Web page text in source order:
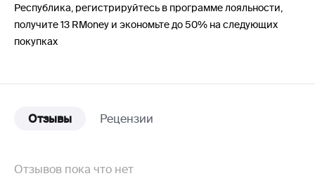
Республика, регистрируйтесь в программе лояльности,
получите 13 RMoney и экономьте до 50% на следующих
покупках
Отзывы Рецензии
Отзывов пока что нет